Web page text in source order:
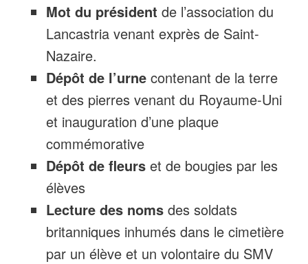
Mot du président de l’association du
Lancastria venant exprès de Saint-
Nazaire.
Dépôt de l’urne contenant de la terre
et des pierres venant du Royaume-Uni
et inauguration d’une plaque
commémorative
Dépôt de fleurset de bougies par les
élèves
Lecture des nomsdes soldats
britanniques inhumés dans le cimetière
par un élève et un volontaire du SMV